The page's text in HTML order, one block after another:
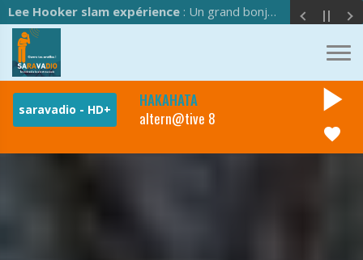
Lee Hooker slam expérience : Un grand bonjour à l'équipe de Saravadio !
HAKAHATA
altern@tive 8
play_arrow
favorite